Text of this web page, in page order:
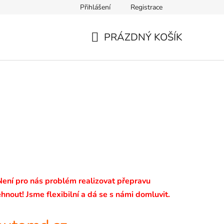
Přihlášení Registrace
PRÁZDNÝ KOŠÍK
pro nás problém realizovat přepravu
Jsme flexibilní a dá se s námi domluvit.